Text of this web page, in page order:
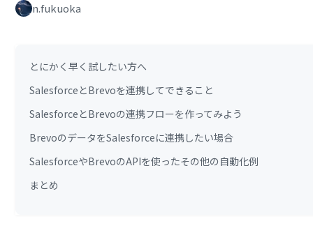
n.fukuoka
とにかく早く試したい方へ
SalesforceとBrevoを連携してできること
SalesforceとBrevoの連携フローを作ってみよう
BrevoのデータをSalesforceに連携したい場合
SalesforceやBrevoのAPIを使ったその他の自動化例
まとめ